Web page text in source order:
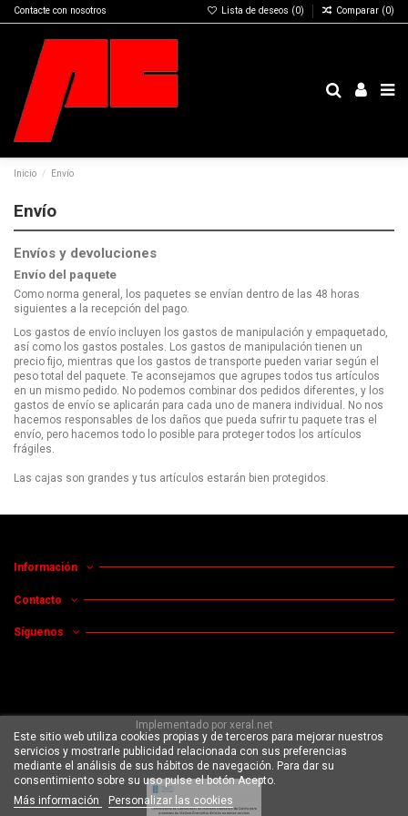
Contacte con nosotros Lista de deseos (0) Comparar (0)
Inicio Envío
Envío
Envíos y devoluciones
Envío del paquete
Como norma general, los paquetes se envían dentro de las 48 horas
siguientes a la recepción del pago.
Los gastos de envío incluyen los gastos de manipulación y empaquetado,
así como los gastos postales. Los gastos de manipulación tienen un
precio fijo, mientras que los gastos de transporte pueden variar según el
peso total del paquete. Te aconsejamos que agrupes todos tus artículos
en un mismo pedido. No podemos combinar dos pedidos diferentes, y los
gastos de envío se aplicarán para cada uno de manera individual. No nos
hacemos responsables de los daños que pueda sufrir tu paquete tras el
envío, pero hacemos todo lo posible para proteger todos los artículos
frágiles.
Las cajas son grandes y tus artículos estarán bien protegidos.
Información
Contacto
Este sitio web utiliza cookies propias y de terceros para mejorar nuestros
servicios y mostrarle publicidad relacionada con sus preferencias
mediante el análisis de sus hábitos de navegación. Para dar su
consentimiento sobre su uso pulse el botón Acepto.
Más información
Personalizar las cookies
Síguenos
Implementado por xeral.net